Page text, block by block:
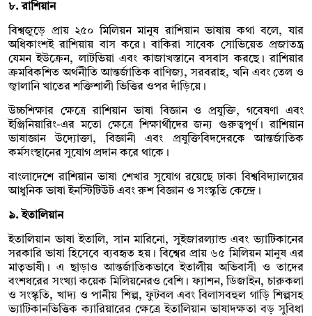
৮. রাশিয়ান
বিশ্বজুড়ে প্রায় ২৫০ মিলিয়ন মানুষ রাশিয়ান ভাষায় কথা বলে, যার
অধিকাংশই রাশিয়ায় বাস করে। বাকিরা সাবেক সোভিয়েত প্রজাতন্ত্র
যেমন ইউক্রেন, লাটভিয়া এবং কাজাখস্তানে বসবাস করছে। রাশিয়ার
ক্রমবিকশিত অর্থনীতি আন্তর্জাতিক বাণিজ্য, সরবরাহ, খনি এবং তেল ও
জ্বালানি খাতের শক্তিশালী ভিত্তির ওপর দাঁড়িয়ে।
উচ্চশিক্ষার ক্ষেত্রে রাশিয়ান ভাষা বিজ্ঞান ও প্রযুক্তি, গবেষণা এবং
ইঞ্জিনিয়ারিং-এর মতো ক্ষেত্রে শিক্ষার্থীদের জন্য গুরুত্বপূর্ণ। রাশিয়ান
ভাষাজ্ঞান উদ্যোক্তা, বিজ্ঞানী এবং প্রযুক্তিবিদদেরকে আন্তর্জাতিক
কর্মসংস্থানের সুযোগ প্রদান করে থাকে।
বাংলাদেশে রাশিয়ান ভাষা শেখার সুযোগ রয়েছে ঢাকা বিশ্ববিদ্যালয়ের
আধুনিক ভাষা ইনস্টিটিউট এবং রুশ বিজ্ঞান ও সংস্কৃতি কেন্দ্রে।
৯. ইতালিয়ান
ইতালিয়ান ভাষা ইতালি, সান মারিনো, সুইজারল্যান্ড এবং ভ্যাটিকানের
সরকারি ভাষা হিসেবে ব্যবহৃত হয়। বিশ্বের প্রায় ৬৫ মিলিয়ন মানুষ এর
মাতৃভাষী। এ ছাড়াও আন্তর্জাতিকভাবে ইতালীয় অভিবাসী ও তাদের
বংশধরের সংখ্যা কয়েক মিলিয়নেরও বেশি। ফ্যাশন, ডিজাইন, চারুকলা
ও সংস্কৃতি, খাদ্য ও পানীয় শিল্প, ফুটবল এবং বিলাসবহুল গাড়ি শিল্পসহ
ভ্যাটিকানভিত্তিক ক্যারিয়ারের ক্ষেত্রে ইতালিয়ান ভাষাদক্ষতা বড় সুবিধা